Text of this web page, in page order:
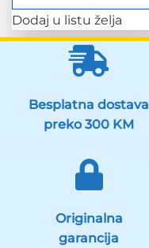
Dodaj u listu želja
Besplatna dostava
preko 300 KM
Originalna
garancija